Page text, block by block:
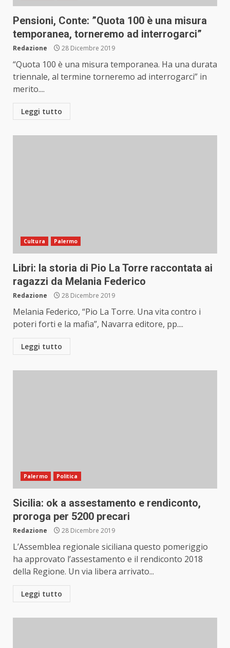
Pensioni, Conte: ”Quota 100 è una misura
temporanea, torneremo ad interrogarci”
Redazione 28 Dicembre 2019
“Quota 100 è una misura temporanea. Ha una durata
triennale, al termine torneremo ad interrogarci” in
merito....
Leggi tutto
Cultura Palermo
Libri: la storia di Pio La Torre raccontata ai
ragazzi da Melania Federico
Redazione 28 Dicembre 2019
Melania Federico, “Pio La Torre. Una vita contro i
poteri forti e la mafia”, Navarra editore, pp....
Leggi tutto
Palermo Politica
Sicilia: ok a assestamento e rendiconto,
proroga per 5200 precari
Redazione 28 Dicembre 2019
L’Assemblea regionale siciliana questo pomeriggio
ha approvato l’assestamento e il rendiconto 2018
della Regione. Un via libera arrivato...
Leggi tutto